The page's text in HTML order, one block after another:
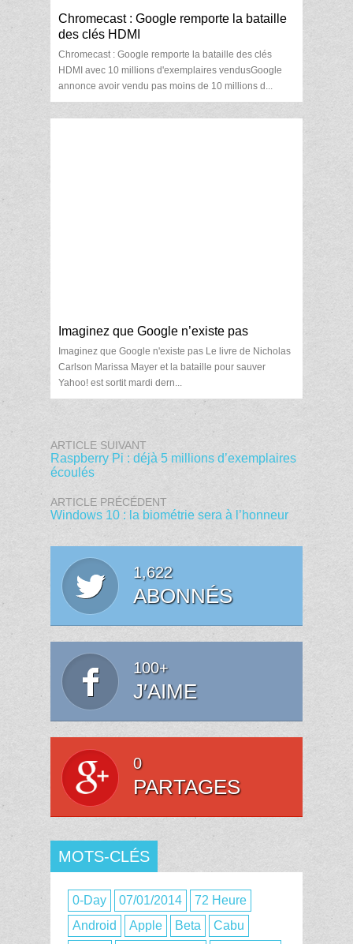
Chromecast : Google remporte la bataille
des clés HDMI
Chromecast : Google remporte la bataille des clés
HDMI avec 10 millions d'exemplaires vendusGoogle
annonce avoir vendu pas moins de 10 millions d...
Imaginez que Google n’existe pas
Imaginez que Google n'existe pas Le livre de Nicholas
Carlson Marissa Mayer et la bataille pour sauver
Yahoo! est sortit mardi dern...
ARTICLE SUIVANT
Raspberry Pi : déjà 5 millions d’exemplaires
écoulés
ARTICLE PRÉCÉDENT
Windows 10 : la biométrie sera à l’honneur
1,622
ABONNÉS
100+
J′AIME
0
PARTAGES
MOTS-CLÉS
0-Day 07/01/2014
72 Heure
Android
Apple Beta Cabu